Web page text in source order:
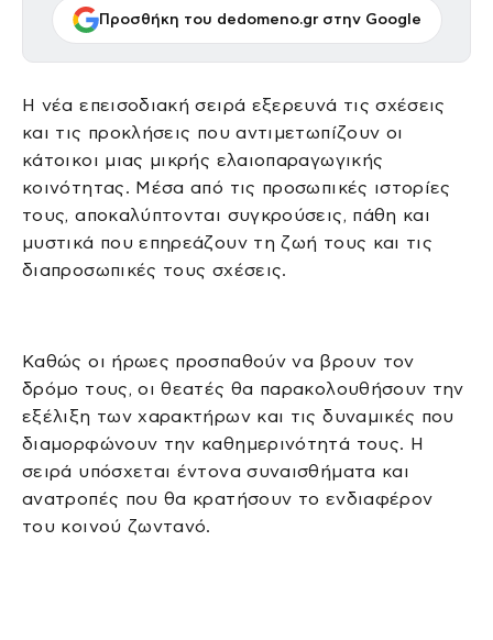
Προσθήκη του dedomeno.gr στην Google
Η νέα επεισοδιακή σειρά εξερευνά τις σχέσεις
και τις προκλήσεις που αντιμετωπίζουν οι
κάτοικοι μιας μικρής ελαιοπαραγωγικής
κοινότητας. Μέσα από τις προσωπικές ιστορίες
τους, αποκαλύπτονται συγκρούσεις, πάθη και
μυστικά που επηρεάζουν τη ζωή τους και τις
διαπροσωπικές τους σχέσεις.
Καθώς οι ήρωες προσπαθούν να βρουν τον
δρόμο τους, οι θεατές θα παρακολουθήσουν την
εξέλιξη των χαρακτήρων και τις δυναμικές που
διαμορφώνουν την καθημερινότητά τους. Η
σειρά υπόσχεται έντονα συναισθήματα και
ανατροπές που θα κρατήσουν το ενδιαφέρον
του κοινού ζωντανό.